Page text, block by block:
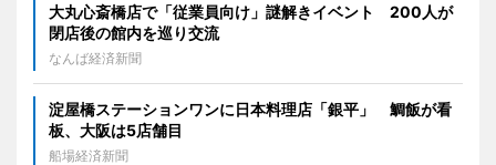
大丸心斎橋店で「従業員向け」謎解きイベント 200人が
閉店後の館内を巡り交流
なんば経済新聞
淀屋橋ステーションワンに日本料理店「銀平」 鯛飯が看
板、大阪は5店舗目
船場経済新聞